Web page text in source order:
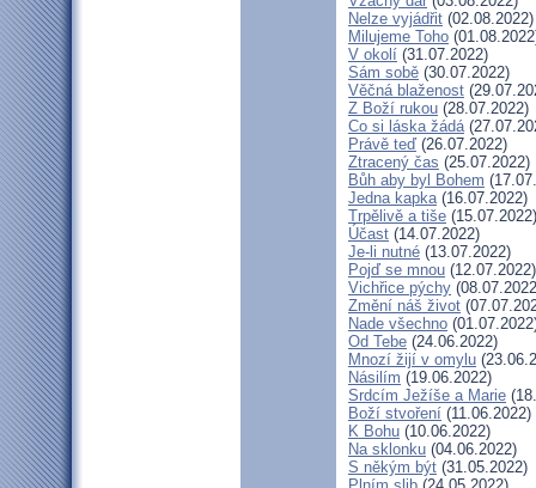
Nelze vyjádřit (02.08.2022)
Milujeme Toho
V okolí (31.07.2022)
Sám sobě (30.07.2022)
Věčná blaženost
Z Boží rukou (28.07.2022)
Co si láska žádá
Právě teď (26.07.2022)
Ztracený čas (25.07.2022)
Bůh aby byl Bohem
Jedna kapka(16.07.2022)
Trpělivě a tiše (15.07.2022)
Účast (14.07.2022)
Je-li nutné (13.07.2022)
Pojď se mnou (12.07.2022)
Vichřice pýchy
Změní náš život
Nade všechno
Od Tebe (24.06.2022)
Mnozí žijí v omylu
Násilím (19.06.2022)
Srdcím Ježíše a Marie
Boží stvoření (11.06.2022)
K Bohu (10.06.2022)
Na sklonku (04.06.2022)
S někým být (31.05.2022)